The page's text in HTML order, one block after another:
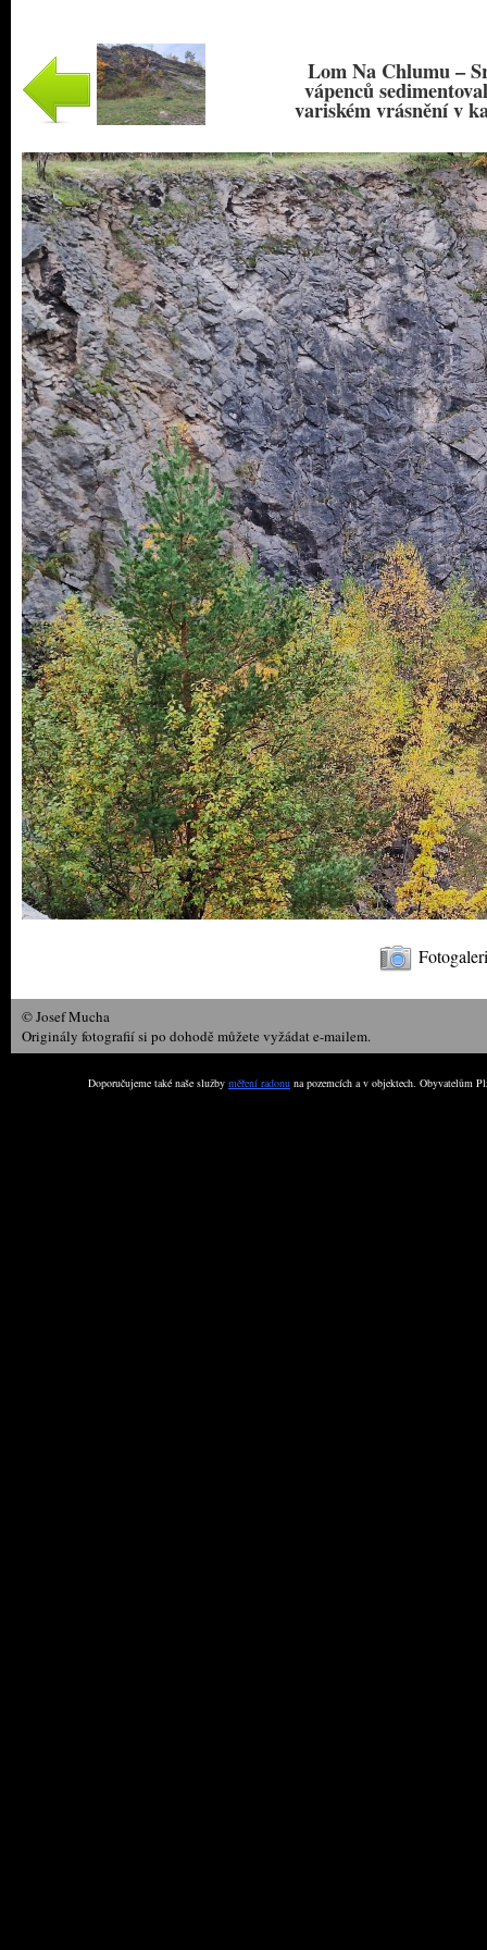
Lom Na Chlumu –
vápenců
variském vrásnění v
© Josef Mucha
Originály fotografií si po dohodě můžete vyžádat e-mailem.
Doporučujeme také naše služby měření radonu na pozemcích a v objektech. Obyvatelům